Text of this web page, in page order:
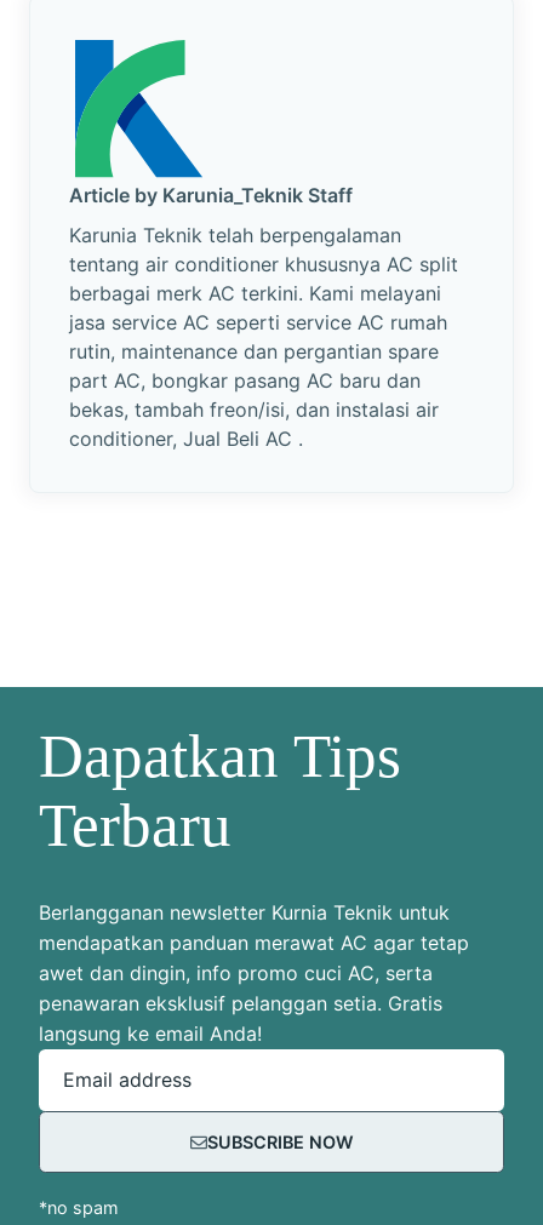
Article by Karunia_Teknik Staff
Karunia Teknik telah berpengalaman
tentang air conditioner khususnya AC split
berbagai merk AC terkini. Kami melayani
jasa service AC seperti service AC rumah
rutin, maintenance dan pergantian spare
part AC, bongkar pasang AC baru dan
bekas, tambah freon/isi, dan instalasi air
conditioner, Jual Beli AC .
Dapatkan Tips
Terbaru
Berlangganan newsletter Kurnia Teknik untuk
mendapatkan panduan merawat AC agar tetap
awet dan dingin, info promo cuci AC, serta
penawaran eksklusif pelanggan setia. Gratis
langsung ke email Anda!
Email address
SUBSCRIBE NOW
*no spam